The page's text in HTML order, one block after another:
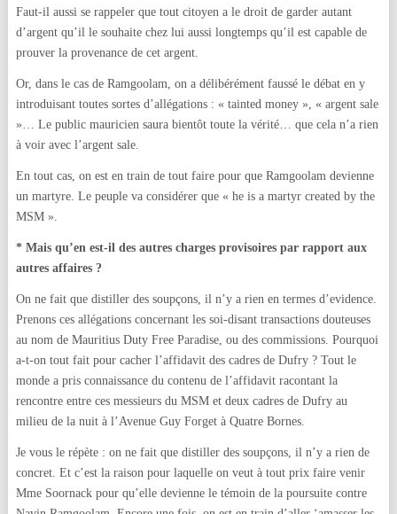
Faut-il aussi se rappeler que tout citoyen a le droit de garder autant
d’argent qu’il le souhaite chez lui aussi longtemps qu’il est capable de
prouver la provenance de cet argent.
Or, dans le cas de Ramgoolam, on a délibérément faussé le débat en y
introduisant toutes sortes d’allégations : « tainted money », « argent sale
»… Le public mauricien saura bientôt toute la vérité… que cela n’a rien
à voir avec l’argent sale.
En tout cas, on est en train de tout faire pour que Ramgoolam devienne
un martyre. Le peuple va considérer que « he is a martyr created by the
MSM ».
* Mais qu’en est-il des autres charges provisoires par rapport aux
autres affaires ?
On ne fait que distiller des soupçons, il n’y a rien en termes d’evidence.
Prenons ces allégations concernant les soi-disant transactions douteuses
au nom de Mauritius Duty Free Paradise, ou des commissions. Pourquoi
a-t-on tout fait pour cacher l’affidavit des cadres de Dufry ? Tout le
monde a pris connaissance du contenu de l’affidavit racontant la
rencontre entre ces messieurs du MSM et deux cadres de Dufry au
milieu de la nuit à l’Avenue Guy Forget à Quatre Bornes.
Je vous le répète : on ne fait que distiller des soupçons, il n’y a rien de
concret. Et c’est la raison pour laquelle on veut à tout prix faire venir
Mme Soornack pour qu’elle devienne le témoin de la poursuite contre